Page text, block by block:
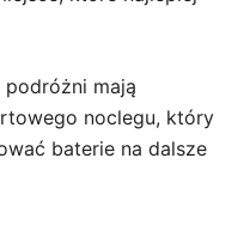
mają
noclegu, który
baterie na dalsze